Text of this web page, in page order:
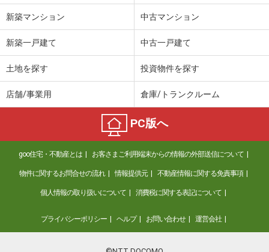
福井県福井市志比口２丁目
5.10万円
住 所
福井県敦賀市中央町１
専有面積 30.49m²
間取り
1K
福井県福井市二の宮２丁目
価 格
8.40万円
住 所
福井県福井市二の宮２丁目
45.04m²
新築マンション 中古マンション
新築一戸建て 中古一戸建て
土地を探す 投資物件を探す
店舗/事業用 倉庫/トランクルーム
PC版へ
goo住宅・不動産とは お客さまご利用端末からの情報の外部送信について
物件に関するお問合せの流れ 情報提供元 不動産情報に関する免責事項
個人情報の取り扱いについて 消費税に関する表記について
プライバシーポリシー ヘルプ お問い合わせ 運営会社